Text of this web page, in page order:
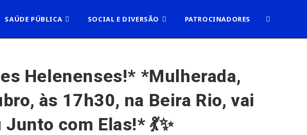
SAÚDE PÚBLICA SOCIAL E DIVERSÃO PATROCINADORES ALTERNAR
Helenenses!* *Mulherada,
às 17h30, na Beira Rio, vai
com Elas!* 💃✨